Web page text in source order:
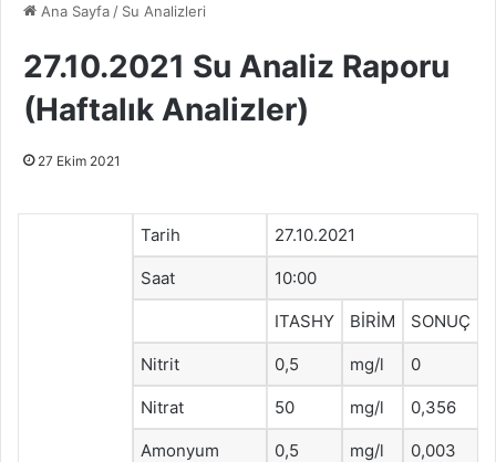
Ana Sayfa / Su Analizleri
27.10.2021 Su Analiz Raporu
(Haftalık Analizler)
27 Ekim 2021
Tarih 27.10.2021
Saat 10:00
ITASHY BİRİM SONUÇ
Nitrit 0,5 mg/l 0
Nitrat 50 mg/l 0,356
Amonyum 0,5 mg/l 0,003